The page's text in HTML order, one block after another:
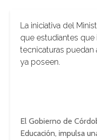
La iniciativa del
que estudiantes
tecnicaturas
ya poseen.
El Gobierno de
Educación, impulsa